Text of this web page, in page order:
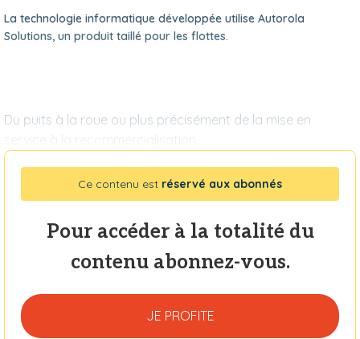
La technologie informatique développée utilise Autorola
Solutions, un produit taillé pour les flottes.
Du puits à la roue ou plus précisément de la mise en
Ce contenu est réservé aux abonnés
Pour accéder à la totalité du
contenu abonnez-vous.
JE PROFITE